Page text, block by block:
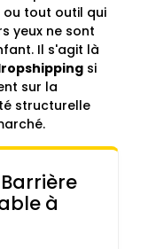
tout outil qui
yeux ne sont
Il s'agit là
si
sur la
structurelle
à